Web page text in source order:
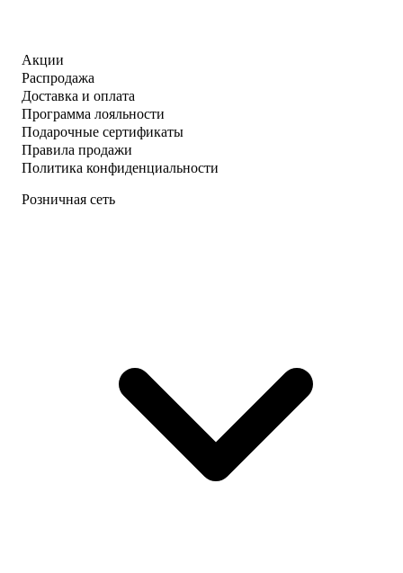
Акции
Распродажа
Доставка и оплата
Программа лояльности
Подарочные сертификаты
Правила продажи
Политика конфиденциальности
Розничная сеть